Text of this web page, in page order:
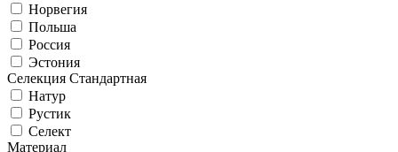
Норвегия
Польша
Россия
Эстония
Селекция Стандартная
Натур
Рустик
Селект
Материал